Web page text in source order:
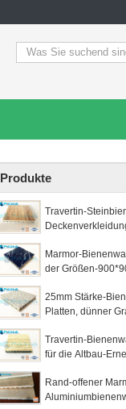
Produkte
Travertin-
Marmor-
der Größen-
Stärke
25mm Stärke-
Platten, dünner
Travertin-
für die Altbau-
Rand-offener